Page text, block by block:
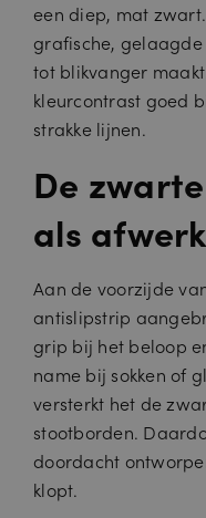
een diep, mat
grafische,
tot blikvanger
kleurcontrast goed
strakke lijnen.
De
als
Aan de voorzijde
antislipstrip
grip bij het beloop
name bij sokken of
versterkt het de
stootborden.
doordacht
klopt.